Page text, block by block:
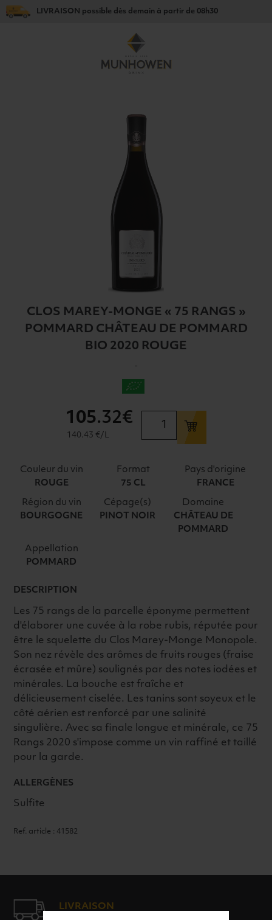
LIVRAISON possible dès demain à partir de 08h30
CLOS MAREY-MONGE « 75 RANGS »
POMMARD CHÂTEAU DE POMMARD
BIO 2020 ROUGE
-
RANGS"
POMMARD
CHÂTEAU
ROUGE
105.32€
140.43 €/L
Couleur du vin
ROUGE
Format
75 CL
Pays d'origine
FRANCE
Région du vin
BOURGOGNE
Cépage(s)
PINOT NOIR
Domaine
CHÂTEAU DE
POMMARD
Appellation
POMMARD
DESCRIPTION
Les 75 rangs de la parcelle éponyme permettent
d'élaborer une cuvée à la robe rubis, réputée pour
être le squelette du Clos Marey-Monge Monopole.
Son nez révèle des arômes de fruits rouges (fraise
écrasée et mûre) soulignés par des notes iodées et
minérales. La bouche est fraîche et
délicieusement ciselée. Les tanins sont soyeux et le
côté aérien est renforcé par une salinité
singulière. Avec sa finale longue et minérale, ce 75
Rangs 2020 s'impose comme un vin raffiné et taillé
pour la garde.
ALLERGÈNES
Sulfite
Ref. article : 41582
LIVRAISON